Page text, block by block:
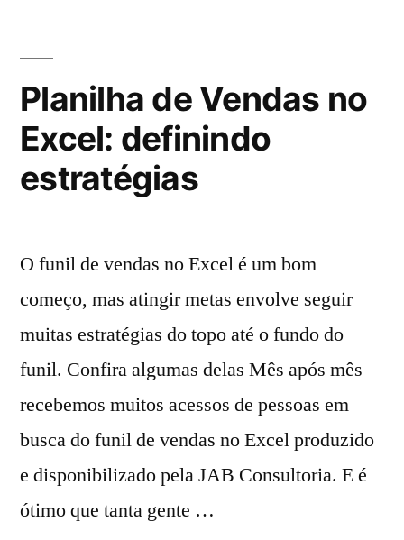
Planilha de Vendas no
Excel: definindo
estratégias
O funil de vendas no Excel é um bom
começo, mas atingir metas envolve seguir
muitas estratégias do topo até o fundo do
funil. Confira algumas delas Mês após mês
recebemos muitos acessos de pessoas em
busca do funil de vendas no Excel produzido
e disponibilizado pela JAB Consultoria. E é
ótimo que tanta gente …